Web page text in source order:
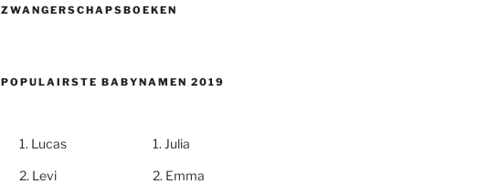
ZWANGERSCHAPSBOEKEN
POPULAIRSTE BABYNAMEN 2019
Lucas
Levi
Julia
Emma